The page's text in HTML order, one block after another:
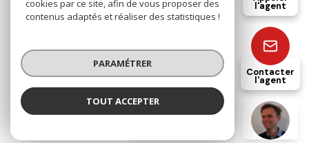
Aurélien VIRATELLE
l'agent
Contacter
l'agent
Cookies
© 2026 | Tous droits réservés
Réalisé par
cookies par ce site, afin de vous proposer des
contenus adaptés et réaliser des statistiques !
PARAMÉTRER
TOUT ACCEPTER